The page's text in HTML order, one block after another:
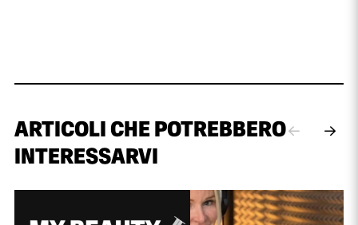
ARTICOLI CHE POTREBBERO
INTERESSARVI